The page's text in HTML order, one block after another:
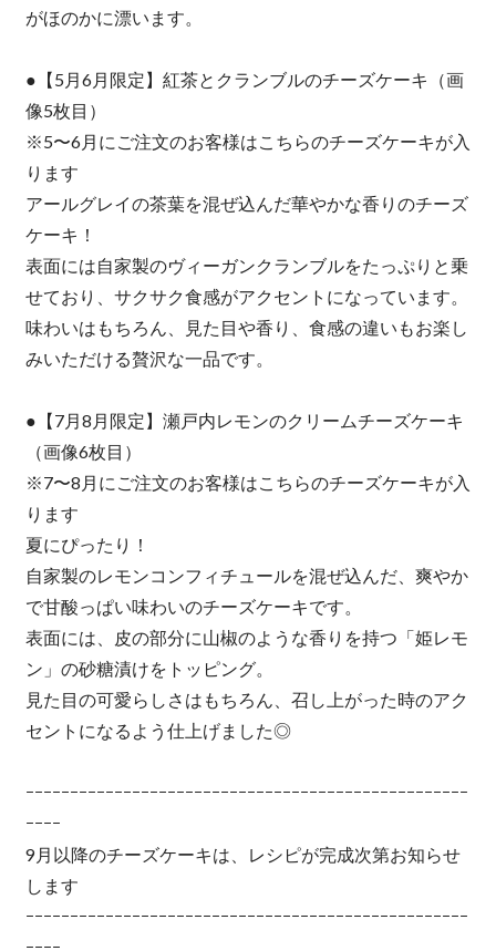
がほのかに漂います。
●【5月6月限定】紅茶とクランブルのチーズケーキ（画
像5枚目）
※5〜6月にご注文のお客様はこちらのチーズケーキが入
ります
アールグレイの茶葉を混ぜ込んだ華やかな香りのチーズ
ケーキ！
表面には自家製のヴィーガンクランブルをたっぷりと乗
せており、サクサク食感がアクセントになっています。
味わいはもちろん、見た目や香り、食感の違いもお楽し
みいただける贅沢な一品です。
●【7月8月限定】瀬戸内レモンのクリームチーズケーキ
（画像6枚目）
※7〜8月にご注文のお客様はこちらのチーズケーキが入
ります
夏にぴったり！
自家製のレモンコンフィチュールを混ぜ込んだ、爽やか
で甘酸っぱい味わいのチーズケーキです。
表面には、皮の部分に山椒のような香りを持つ「姫レモ
ン」の砂糖漬けをトッピング。
見た目の可愛らしさはもちろん、召し上がった時のアク
セントになるよう仕上げました◎
ｰｰｰｰｰｰｰｰｰｰｰｰｰｰｰｰｰｰｰｰｰｰｰｰｰｰｰｰｰｰｰｰｰｰｰｰｰｰｰｰｰｰｰｰｰｰｰｰｰｰ
ｰｰｰｰ
9月以降のチーズケーキは、レシピが完成次第お知らせ
します
ｰｰｰｰｰｰｰｰｰｰｰｰｰｰｰｰｰｰｰｰｰｰｰｰｰｰｰｰｰｰｰｰｰｰｰｰｰｰｰｰｰｰｰｰｰｰｰｰｰｰ